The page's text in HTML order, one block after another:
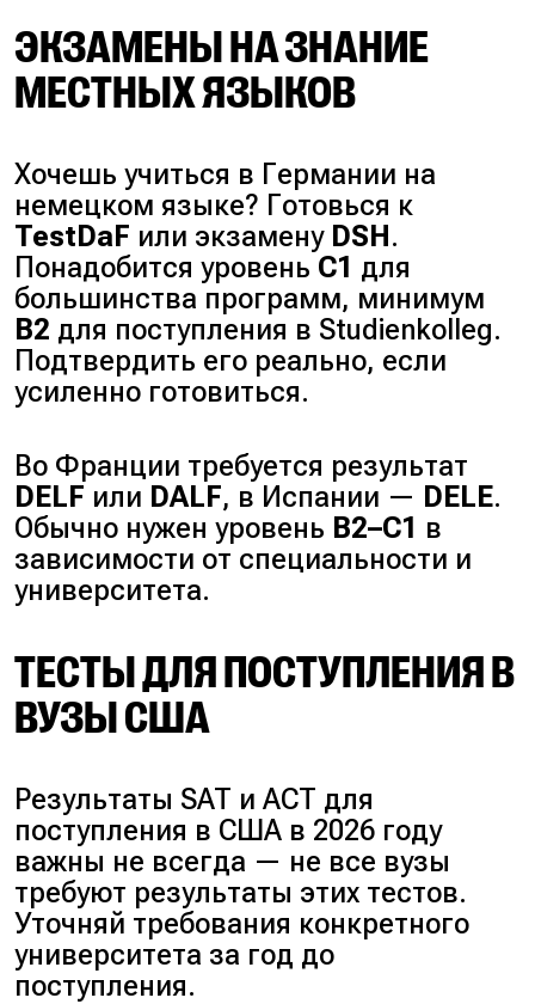
ЭКЗАМЕНЫ НА ЗНАНИЕ
МЕСТНЫХ ЯЗЫКОВ
Хочешь учиться в Германии на
немецком языке? Готовься к
TestDaF или экзамену DSH.
Понадобится уровень C1 для
большинства программ, минимум
B2 для поступления в Studienkolleg.
Подтвердить его реально, если
усиленно готовиться.
Во Франции требуется результат
DELF или DALF, в Испании — DELE.
Обычно нужен уровень B2–C1 в
зависимости от специальности и
университета.
ТЕСТЫ ДЛЯ ПОСТУПЛЕНИЯ В
ВУЗЫ США
Результаты SAT и ACT для
поступления в США в 2026 году
важны не всегда — не все вузы
требуют результаты этих тестов.
Уточняй требования конкретного
университета за год до
поступления.